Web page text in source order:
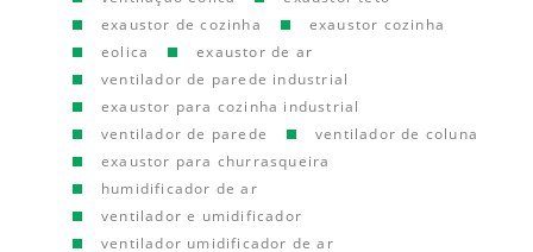
exaustor de cozinha
exaustor cozinha
eolica
exaustor de ar
ventilador de parede industrial
exaustor para cozinha industrial
ventilador de parede
ventilador de coluna
exaustor para churrasqueira
humidificador de ar
ventilador e umidificador
ventilador umidificador de ar